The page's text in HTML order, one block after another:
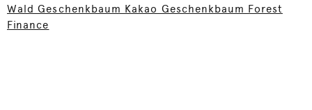
Wald Geschenkbaum Kakao Geschenkbaum Forest
Finance